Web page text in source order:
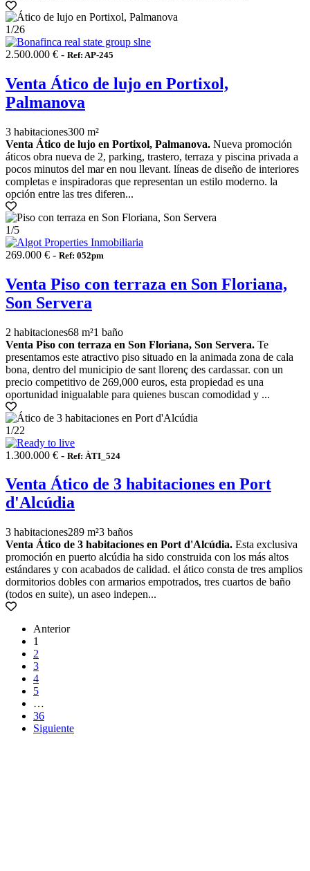
1/26
2.500.000 € - Ref: AP-245
Venta Ático de lujo en Portixol,
Palmanova
3 habitaciones300 m²
Venta Ático de lujo en Portixol, Palmanova. Nueva promoción
áticos obra nueva de 2, parking, trastero, terraza y piscina privada a
pocos minutos del mar en nou llevant. líneas de diseño de interiores
completas e inspiradoras que representan un estilo moderno. la
opción entre las tres diferen...
1/5
269.000 € - Ref: 052pm
Venta Piso con terraza en Son Floriana,
Son Servera
2 habitaciones68 m²1 baño
Venta Piso con terraza en Son Floriana, Son Servera. Te
presentamos este atractivo piso situado en la animada zona de cala
bona, dentro del municipio de sant llorenç des cardassar. con un
precio competitivo de 269,000 euros, esta propiedad es una
oportunidad inigualable para quienes buscan comodidad y ...
1/22
1.300.000 € - Ref: ÀTI_524
Venta Ático de 3 habitaciones en Port
d'Alcúdia
3 habitaciones289 m²3 baños
Venta Ático de 3 habitaciones en Port d'Alcúdia. Esta exclusiva
promoción en puerto alcúdia ha sido construida con los más altos
estándares y con acabados de calidad. el ático consta de tres amplios
dormitorios dobles con armarios empotrados, tres cuartos de baño
(todos en suite), un aseo indepen...
Anterior
1
2
3
4
5
…
36
Siguiente